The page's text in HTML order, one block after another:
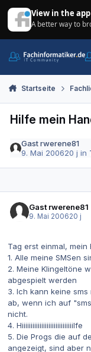
View in the app
A better way to
Startseite
Hilfe mein
Gast rwerene81
9. Mai 200620 j in
Gast rwerene81
9. Mai 200620 j
Tag erst einmal, mein
1. Alle meine SMSen
2. Meine Klingeltöne
abgespielt werden
3. Ich kann keine
ab, wenn ich auf
nicht.
4. Hiiiiiiiiiiiiiiiiiiiiiiiiiiiiilfe
5. Die Progs die auf
angezeigt, sind aber